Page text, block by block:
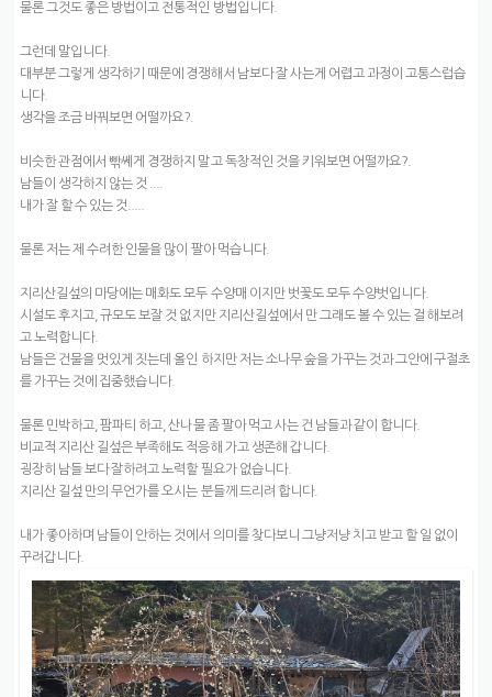
물론 그것도 좋은 방법이고 전통적인 방법입니다.
그런데 말입니다.
대부분 그렇게 생각하기 때문에 경쟁해서 남보다 잘 사는게 어렵고 과정이 고통스럽습
니다.
생각을 조금 바꿔보면 어떨까요?.
비슷한 관점에서 빢쎄게 경쟁하지 말고 독창적인 것을 키워보면 어떨까요?.
남들이 생각하지 않는 것 ....
내가 잘 할 수 있는 것.....
물론 저는 제 수려한 인물을 많이 팔아 먹습니다.
지리산길섶의 마당에는 매화도 모두 수양매 이지만 벗꽃도 모두 수양벗입니다.
시설도 후지고, 규모도 보잘 것 없지만 지리산길섶에서 만 그래도 볼 수 있는 걸 해보려
고 노력합니다.
남들은 건물을 멋있게 짓는데 올인 하지만 저는 소나무 숲을 가꾸는 것과 그안에 구절초
를 가꾸는 것에 집중했습니다.
물론 민박하고, 팜파티 하고, 산나물 좀 팔아 먹고 사는 건 남들과 같이 합니다.
비교적 지리산 길섶은 부족해도 적응해 가고 생존해 갑니다.
굉장히 남들 보다 잘하려고 노력할 필요가 없습니다.
지리산 길섶 만의 무언가를 오시는 분들께 드리려 합니다.
내가 좋아하며 남들이 안하는 것에서 의미를 찾다보니 그냥저냥 치고 받고 할 일 없이
꾸려갑니다.